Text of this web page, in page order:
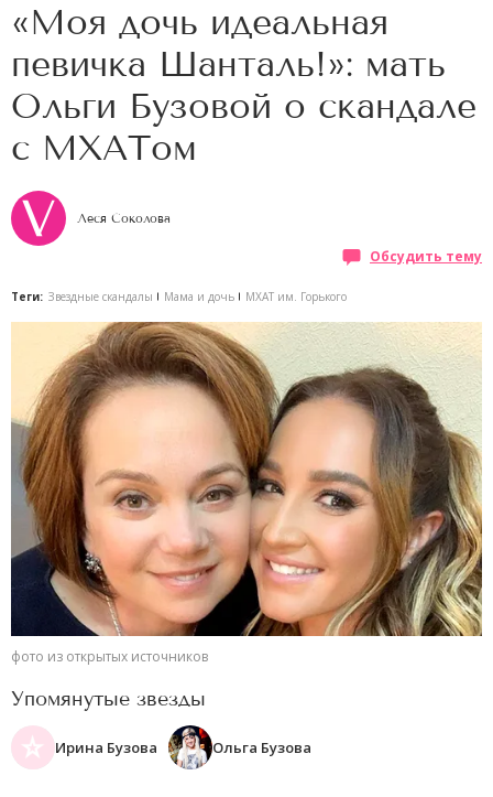
«Моя дочь идеальная
певичка Шанталь!»: мать
Ольги Бузовой о скандале
с МХАТом
Леся Соколова
Обсудить тему
Теги: Звездные скандалы Мама и дочь МХАТ им. Горького
фото из открытых источников
Упомянутые звезды
Ирина Бузова Ольга Бузова